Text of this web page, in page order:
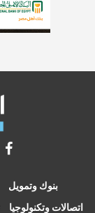
بنوك وتمويل
اتصالات وتكنولوجيا